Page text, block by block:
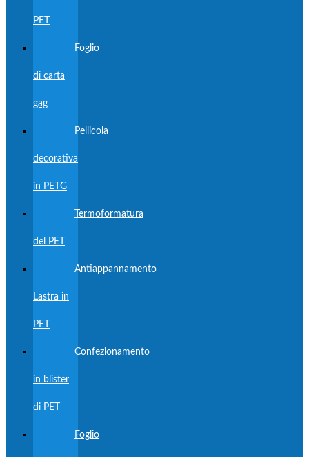
PET
Foglio
di carta
gag
Pellicola
decorativa
in PETG
Termoformatura
del PET
Antiappannamento
Lastra in
PET
Confezionamento
in blister
di PET
Foglio